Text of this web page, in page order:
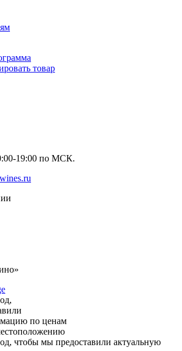
товар
19:00 по МСК.
по ценам
чтобы мы предоставили актуальную